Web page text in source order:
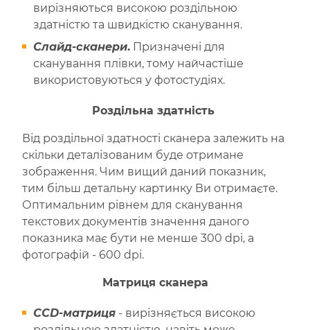
вирізняються високою роздільною
здатністю та швидкістю сканування.
Слайд-сканери. Призначені для
сканування плівки, тому найчастіше
використовуються у фотостудіях.
Роздільна здатність
Від роздільної здатності сканера залежить на
скільки деталізованим буде отримане
зображення. Чим вищий даний показник,
тим більш детальну картинку Ви отримаєте.
Оптимальним рівнем для сканування
текстових документів значення даного
показника має бути не менше 300 dpi, а
фотографій - 600 dpi.
Матриця сканера
CCD-матриця - вирізняється високою